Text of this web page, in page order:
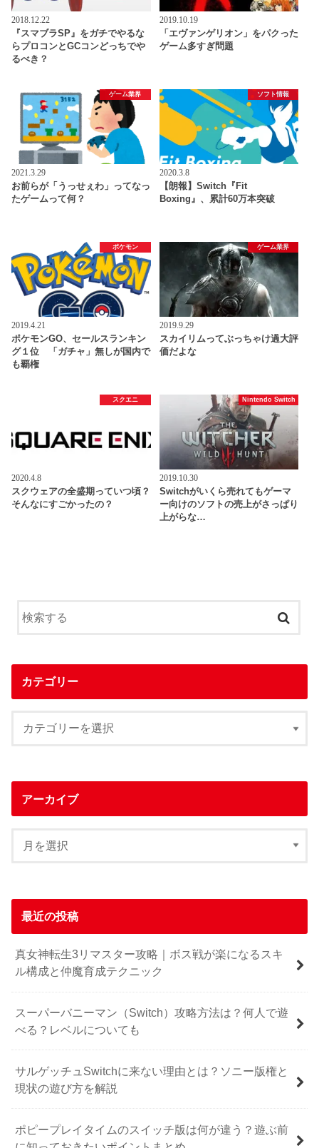
2018.12.22
『スマブラSP』をガチでやるな
らプロコンとGCコンどっちでや
るべき？
2019.10.19
「エヴァンゲリオン」をパクった
ゲーム多すぎ問題
ゲーム業界
2021.3.29
お前らが「うっせぇわ」ってなっ
たゲームって何？
ソフト情報
2020.3.8
【朗報】Switch『Fit
Boxing』、累計60万本突破
ポケモン
2019.4.21
ポケモンGO、セールスランキン
グ１位 「ガチャ」無しが国内で
も覇権
ゲーム業界
2019.9.29
スカイリムってぶっちゃけ過大評
価だよな
スクエニ
2020.4.8
スクウェアの全盛期っていつ頃？
そんなにすごかったの？
Nintendo Switch
2019.10.30
Switchがいくら売れてもゲーマ
ー向けのソフトの売上がさっぱり
上がらな…
カテゴリー
アーカイブ
最近の投稿
真女神転生3リマスター攻略｜ボス戦が楽になるスキ
ル構成と仲魔育成テクニック
スーパーバニーマン（Switch）攻略方法は？何人で遊
べる？レベルについても
サルゲッチュSwitchに来ない理由とは？ソニー版権と
現状の遊び方を解説
ポピープレイタイムのスイッチ版は何が違う？遊ぶ前